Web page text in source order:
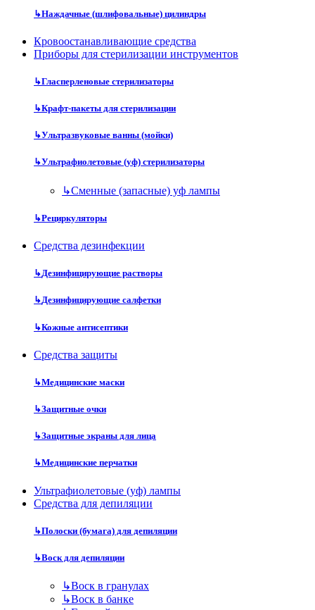
↳Наждачные (шлифовальные) цилиндры
Кровоостанавливающие средства
Приборы для стерилизации инструментов
↳Гласперленовые стерилизаторы
↳Крафт-пакеты для стерилизации
↳Ультразвуковые ванны (мойки)
↳Ультрафиолетовые (уф) стерилизаторы
↳Сменные (запасные) уф лампы
↳Рециркуляторы
Средства дезинфекции
↳Дезинфицирующие растворы
↳Дезинфицирующие салфетки
↳Кожные антисептики
Средства защиты
↳Медицинские маски
↳Защитные очки
↳Защитные экраны для лица
↳Медицинские перчатки
Ультрафиолетовые (уф) лампы
Средства для депиляции
↳Полоски (бумага) для депиляции
↳Воск для депиляции
↳Воск в гранулах
↳Воск в банке